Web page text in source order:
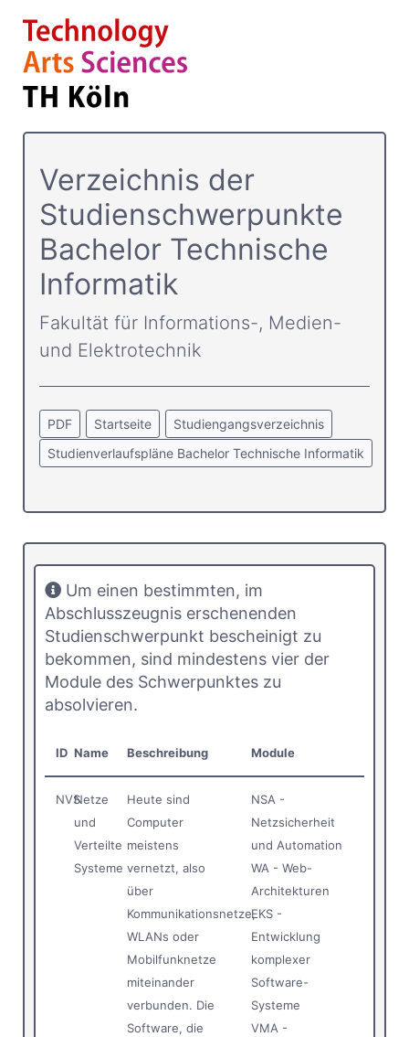
Verzeichnis der
Studienschwerpunkte
Bachelor Technische
Informatik
Fakultät für Informations-, Medien-
und Elektrotechnik
PDF Startseite
Studiengangsverzeichnis
Studienverlaufspläne Bachelor Technische Informatik
Um einen bestimmten, im
Abschlusszeugnis erschenenden
Studienschwerpunkt bescheinigt zu
bekommen, sind mindestens vier der
Module des Schwerpunktes zu
absolvieren.
ID Name Beschreibung Module
NVSNetze
und
Verteilte
Systeme
Heute sind
Computer
meistens
vernetzt, also
über
Kommunikationsnetze,
WLANs oder
Mobilfunknetze
miteinander
verbunden. Die
Software, die
NSA -
Netzsicherheit
und Automation
WA - Web-
Architekturen
EKS -
Entwicklung
komplexer
Software-
Systeme
VMA -